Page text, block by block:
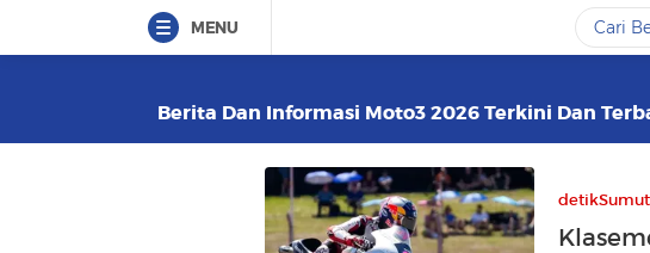
MENU
Berita Dan Informasi Moto3 2026 Terkini Dan
detikSumut